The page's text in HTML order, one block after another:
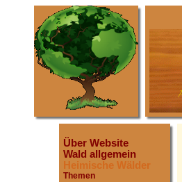
Über Website
Wald allgemein
Heimische Wälder
Themen